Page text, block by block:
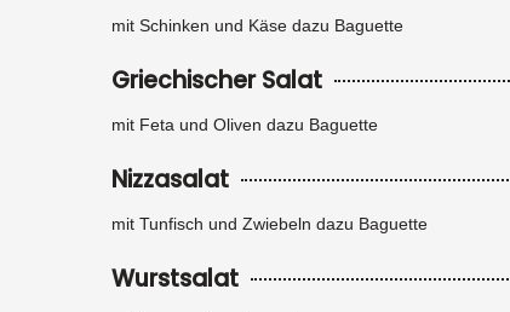
mit Schinken und Käse dazu Baguette
Griechischer Salat
mit Feta und Oliven dazu Baguette
Nizzasalat
mit Tunfisch und Zwiebeln dazu Baguette
Wurstsalat